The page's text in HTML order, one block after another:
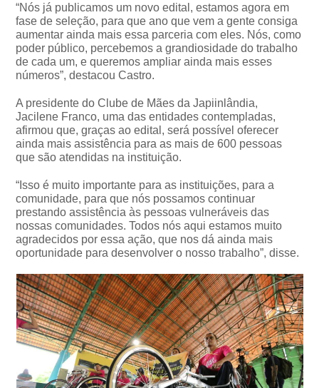
“Nós já publicamos um novo edital, estamos agora em
fase de seleção, para que ano que vem a gente consiga
aumentar ainda mais essa parceria com eles. Nós, como
poder público, percebemos a grandiosidade do trabalho
de cada um, e queremos ampliar ainda mais esses
números”, destacou Castro.
A presidente do Clube de Mães da Japiinlândia,
Jacilene Franco, uma das entidades contempladas,
afirmou que, graças ao edital, será possível oferecer
ainda mais assistência para as mais de 600 pessoas
que são atendidas na instituição.
“Isso é muito importante para as instituições, para a
comunidade, para que nós possamos continuar
prestando assistência às pessoas vulneráveis das
nossas comunidades. Todos nós aqui estamos muito
agradecidos por essa ação, que nos dá ainda mais
oportunidade para desenvolver o nosso trabalho”, disse.